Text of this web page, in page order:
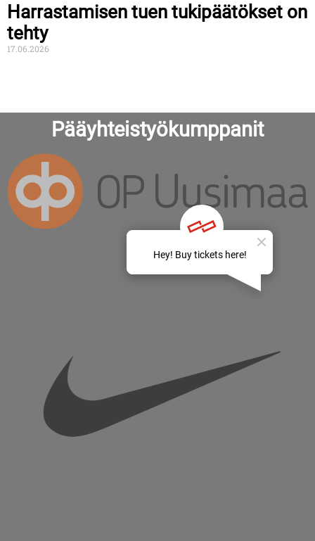
Harrastamisen tuen tukipäätökset on
tehty
17.06.2026
Pääyhteistyökumppanit